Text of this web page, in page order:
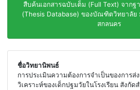
สืบค้นเอกสารฉบับเต็ม (Full Text) จาก
(Thesis Database) ของบัณฑิตวิทยาลัย
สกลนคร
ชื่อวิทยานิพนธ์
การประเมินความต้องการจำเป็นของการส่
วิเคราะห์ของเด็กปฐมวัยในโรงเรียน สังกั